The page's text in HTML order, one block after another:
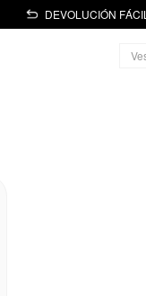
DEVOLUCIÓN FÁCIL